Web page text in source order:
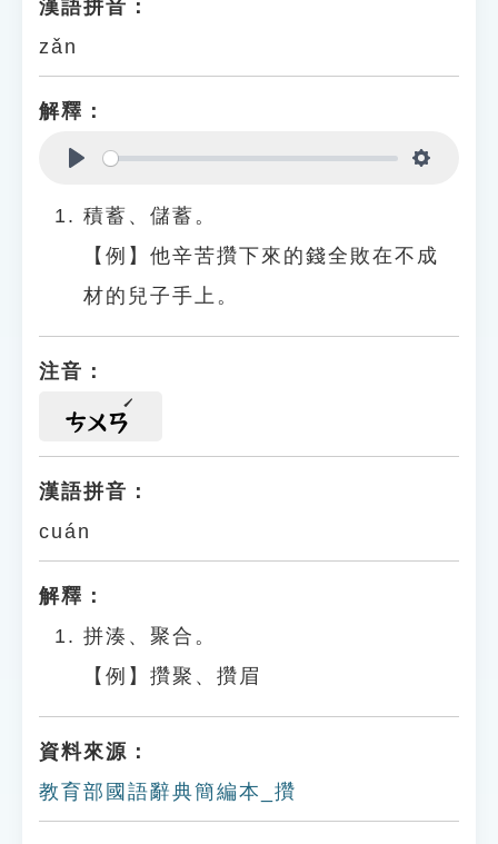
漢語拼音：
zǎn
解釋：
積蓄、儲蓄。
【例】他辛苦攢下來的錢全敗在不成
材的兒子手上。
注音：
ㄘㄨㄢ
漢語拼音：
cuán
解釋：
拼湊、聚合。
【例】攢聚、攢眉
資料來源：
教育部國語辭典簡編本_攢